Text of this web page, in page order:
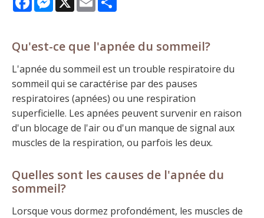
Qu'est-ce que l'apnée du sommeil?
L'apnée du sommeil est un trouble respiratoire du
sommeil qui se caractérise par des pauses
respiratoires (apnées) ou une respiration
superficielle. Les apnées peuvent survenir en raison
d'un blocage de l'air ou d'un manque de signal aux
muscles de la respiration, ou parfois les deux.
Quelles sont les causes de l'apnée du
sommeil?
Lorsque vous dormez profondément, les muscles de